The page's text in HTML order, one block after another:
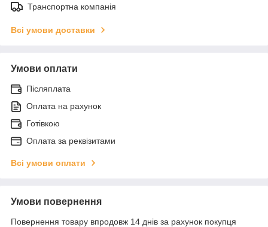
Транспортна компанія
Всі умови доставки
Умови оплати
Післяплата
Оплата на рахунок
Готівкою
Оплата за реквізитами
Всі умови оплати
Умови повернення
Повернення товару впродовж 14 днів за рахунок покупця